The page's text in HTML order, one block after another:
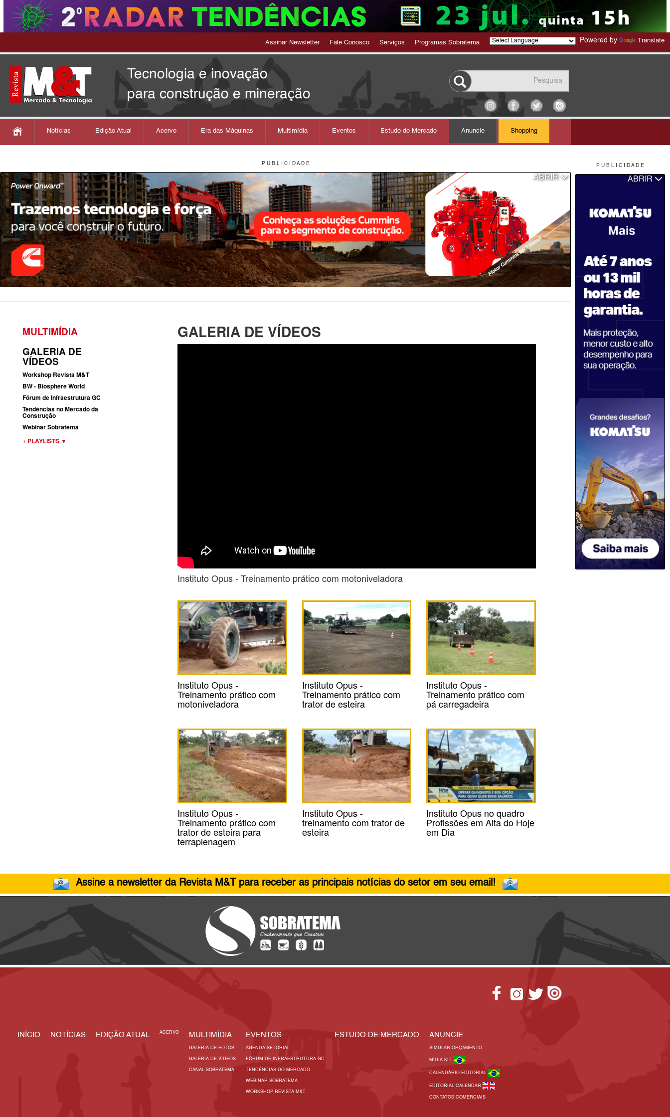
P U B L I C I D A D E
ABRIR
Assinar Newsletter Fale Conosco Serviços Programas Sobratema Powered by Translate
Tecnologia e inovação
para construção e mineração
Notícias Edição Atual Acervo Era das Máquinas Multimídia Eventos Estudo do Mercado Anuncie Shopping
P U B L I C I D A D E
ABRIR
MULTIMÍDIA
GALERIA DE
VÍDEOS
Workshop Revista M&T
BW - Biosphere World
Fórum de Infraestrutura GC
Tendências no Mercado da
Construção
Webinar Sobratema
+ PLAYLISTS ▼
GALERIA DE VÍDEOS
Instituto Opus - Treinamento prático com motoniveladora
Instituto Opus -
Treinamento prático com
motoniveladora
Instituto Opus -
Treinamento prático com
trator de esteira
Instituto Opus -
Treinamento prático com
pá carregadeira
Instituto Opus -
Treinamento prático com
trator de esteira para
terraplenagem
Instituto Opus -
treinamento com trator de
esteira
Instituto Opus no quadro
Profissões em Alta do Hoje
em Dia
Assine a newsletter da Revista M&T para receber as principais notícias do setor em seu email!
INÍCIO NOTÍCIAS EDIÇÃO ATUAL ACERVO MULTIMÍDIA
GALERIA DE FOTOS
GALERIA DE VÍDEOS
CANAL SOBRATEMA
EVENTOS
AGENDA SETORIAL
FÓRUM DE INFRAESTRUTURA GC
TENDÊNCIAS DO MERCADO
WEBINAR SOBRATEMA
WORKSHOP REVISTA M&T
ESTUDO DE MERCADO ANUNCIE
SIMULAR ORÇAMENTO
MÍDIA KIT
CALENDÁRIO EDITORIAL
EDITORIAL CALENDAR
CONTATOS COMERCIAIS